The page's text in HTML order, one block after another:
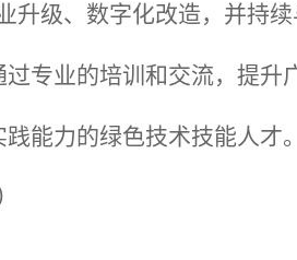
升级、数字化改造，并持
专业的培训和交流，提
能力的绿色技术技能人才